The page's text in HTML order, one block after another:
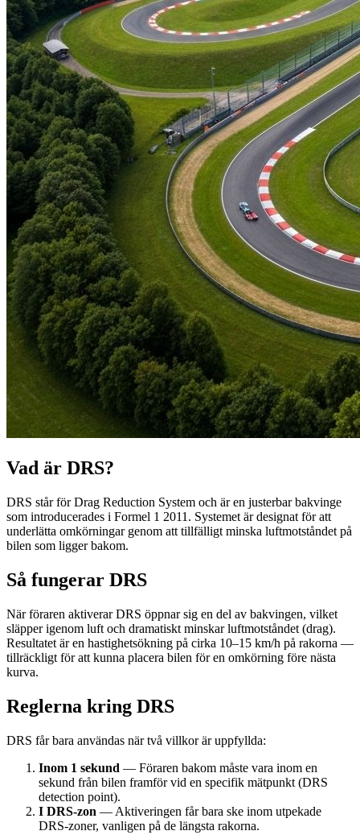
Vad är DRS?
DRS står för Drag Reduction System och är en justerbar bakvinge
som introducerades i Formel 1 2011. Systemet är designat för att
underlätta omkörningar genom att tillfälligt minska luftmotståndet på
bilen som ligger bakom.
Så fungerar DRS
När föraren aktiverar DRS öppnar sig en del av bakvingen, vilket
släpper igenom luft och dramatiskt minskar luftmotståndet (drag).
Resultatet är en hastighetsökning på cirka 10–15 km/h på rakorna —
tillräckligt för att kunna placera bilen för en omkörning före nästa
kurva.
Reglerna kring DRS
DRS får bara användas när två villkor är uppfyllda:
Inom 1 sekund — Föraren bakom måste vara inom en
sekund från bilen framför vid en specifik mätpunkt (DRS
detection point).
I DRS-zon — Aktiveringen får bara ske inom utpekade
DRS-zoner, vanligen på de längsta rakorna.